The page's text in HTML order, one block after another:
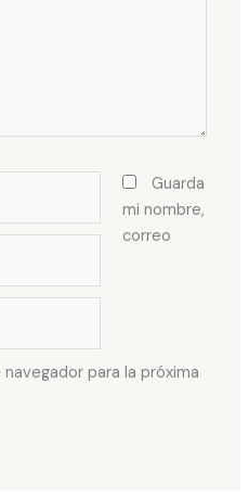
Guarda
mi nombre,
correo
para la próxima